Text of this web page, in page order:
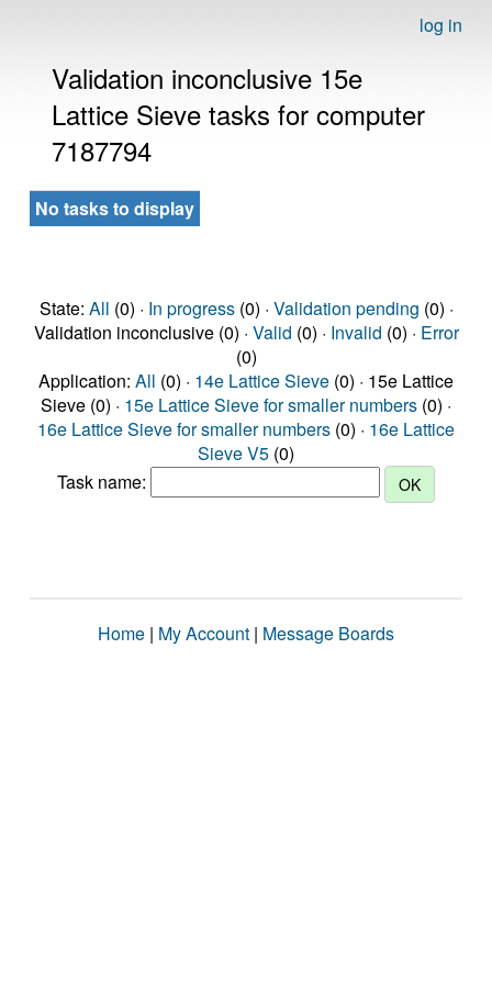
log in
Validation inconclusive 15e
Lattice Sieve tasks for computer
7187794
No tasks to display
State: All (0) · In progress(0) · Validation pending (0) ·
Validation inconclusive (0) · Valid (0) · Invalid (0) · Error
(0)
Application: All (0) · 14e Lattice Sieve (0) · 15e Lattice
Sieve (0) · 15e Lattice Sieve for smaller numbers (0) ·
16e Lattice Sieve for smaller numbers (0) · 16e Lattice
Sieve V5 (0)
Task name:
Home | My Account | Message Boards